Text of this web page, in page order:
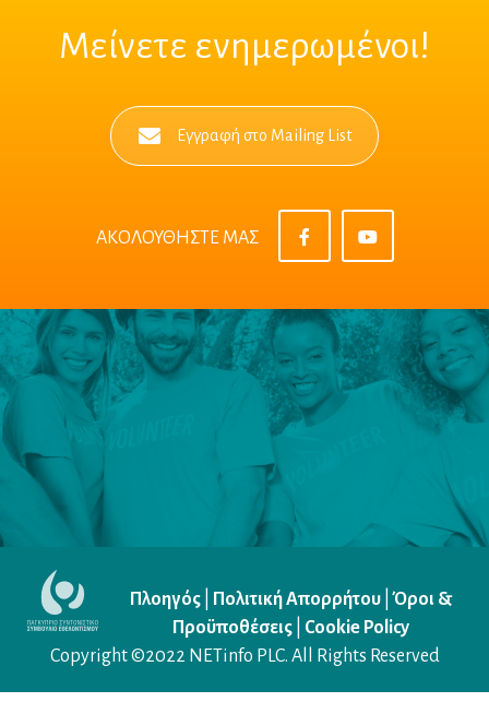
Μείνετε ενημερωμένοι!
Εγγραφή στο Mailing List
ΑΚΟΛΟΥΘΗΣΤΕ ΜΑΣ
Πλοηγός Πολιτική Απορρήτου |Όροι &
Προϋποθέσεις
Cookie Policy
Copyright ©2022 NETinfo PLC. All Rights Reserved